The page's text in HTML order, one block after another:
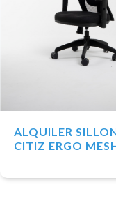
ALQUILER
CITIZ ERGO